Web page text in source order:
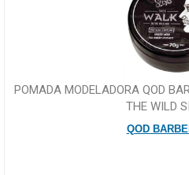
POMADA MODELADORA QOD
THE WILD
QOD